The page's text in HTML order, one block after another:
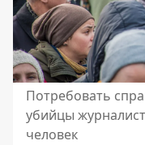
Потребовать
убийцы
человек